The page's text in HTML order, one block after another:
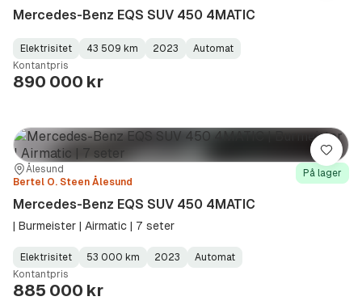
Mercedes-Benz EQS SUV 450 4MATIC
Fuel
Type:
Elektrisitet
Kilometerstand:
43 509 km
Model
Year:
2023
Gearbox
Type:
Automat
Kontantpris
890 000 kr
Sted:
Ålesund
Forhandler:
Bertel O. Steen Ålesund
På lager
Mercedes-Benz EQS SUV 450 4MATIC
| Burmeister | Airmatic | 7 seter
Fuel
Type:
Elektrisitet
Kilometerstand:
53 000 km
Model
Year:
2023
Gearbox
Type:
Automat
Kontantpris
885 000 kr
Lagre